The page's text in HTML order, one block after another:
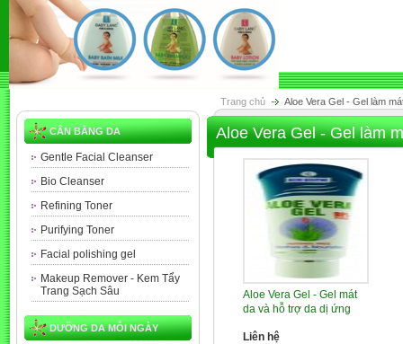
CÂN BẰNG DA
Gentle Facial Cleanser
Bio Cleanser
Refining Toner
Purifying Toner
Facial polishing gel
Makeup Remover - Kem Tẩy
Trang Sạch Sâu
DƯỠNG DA MỖI NGÀY
Trang chủ Aloe Vera Gel - Gel làm
Aloe Vera Gel - Gel làm
Aloe Vera Gel - Gel mát
da và hỗ trợ da dị ứng
Liên hệ